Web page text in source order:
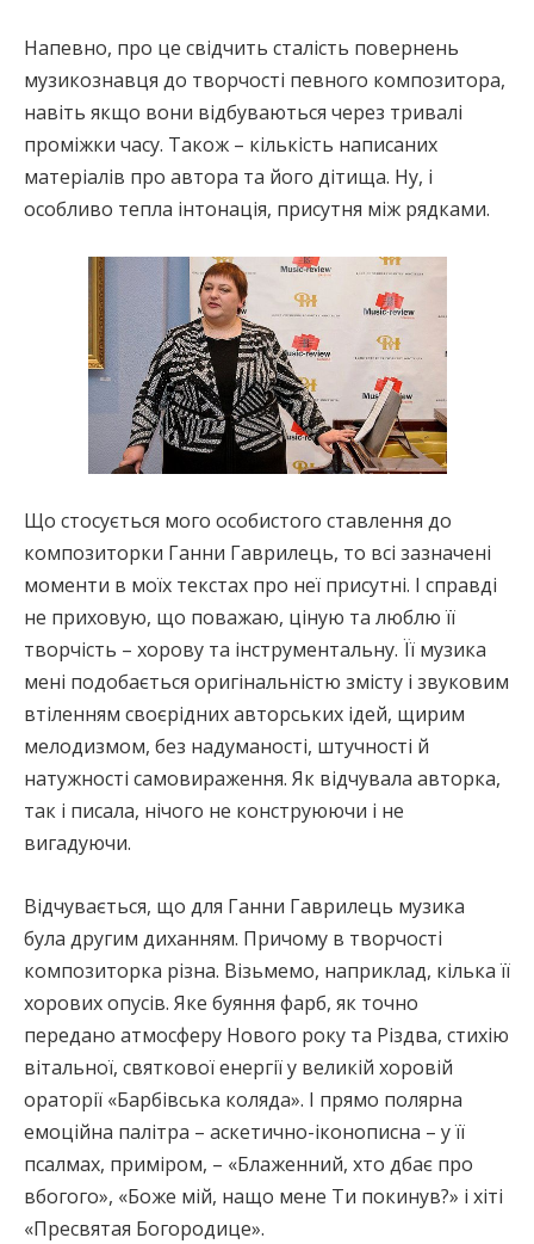
Напевно, про це свідчить сталість повернень
музикознавця до творчості певного композитора,
навіть якщо вони відбуваються через тривалі
проміжки часу. Також – кількість написаних
матеріалів про автора та його дітища. Ну, і
особливо тепла інтонація, присутня між рядками.
Що стосується мого особистого ставлення до
композиторки Ганни Гаврилець, то всі зазначені
моменти в моїх текстах про неї присутні. І справді
не приховую, що поважаю, ціную та люблю її
творчість – хорову та інструментальну. Її музика
мені подобається оригінальністю змісту і звуковим
втіленням своєрідних авторських ідей, щирим
мелодизмом, без надуманості, штучності й
натужності самовираження. Як відчувала авторка,
так і писала, нічого не конструюючи і не
вигадуючи.
Відчувається, що для Ганни Гаврилець музика
була другим диханням. Причому в творчості
композиторка різна. Візьмемо, наприклад, кілька її
хорових опусів. Яке буяння фарб, як точно
передано атмосферу Нового року та Різдва, стихію
вітальної, святкової енергії у великій хоровій
ораторії «Барбівська коляда». І прямо полярна
емоційна палітра – аскетично-іконописна – у її
псалмах, приміром, – «Блаженний, хто дбає про
вбогого», «Боже мій, нащо мене Ти покинув?» і хіті
«Пресвятая Богородице».